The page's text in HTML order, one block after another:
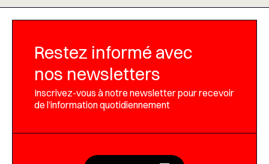
Restez informé avec
nos newsletters
Inscrivez-vous à notre newsletter pour recevoir
de l’information quotidiennement